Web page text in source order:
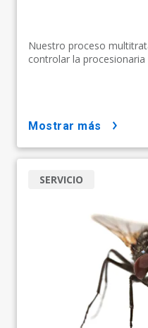
Nuestro proceso
controlar la procesionaria
mostrar más
SERVICIO